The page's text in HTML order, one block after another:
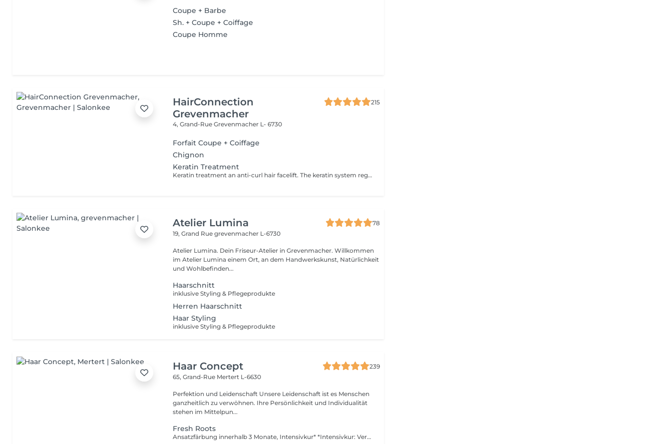
Coupe + Barbe
Sh. + Coupe + Coiffage
Coupe Homme
HairConnection
Grevenmacher
215
4, Grand-RueGrevenmacher L- 6730
Forfait Coupe + Coiffage
Chignon
Keratin Treatment
Keratin treatment an anti-curl hair facelift. The keratin system regenerates very damaged hair, they feel the energy and feeling of a new hair, shiny and strongly recovered.
Atelier Lumina
78
19, Grand Ruegrevenmacher L-6730
Atelier Lumina. Dein Friseur-Atelier in Grevenmacher. Willkommen
im Atelier Lumina einem Ort, an dem Handwerkskunst, Natürlichkeit
und Wohlbefinden...
Haarschnitt
inklusive Styling & Pflegeprodukte
Herren Haarschnitt
Haar Styling
inklusive Styling & Pflegeprodukte
Haar Concept
239
65, Grand-Rue Mertert L-6630
Perfektion und Leidenschaft Unsere Leidenschaft ist es Menschen
ganzheitlich zu verwöhnen. Ihre Persönlichkeit und Individualität
stehen im Mittelpun...
Fresh Roots
Ansatzfärbung innerhalb 3 Monate, Intensivkur* *Intensivkur: Versorgt das Haar mit hochkonzentrierten Pflegewirkstoffen, die tief in die Haarstruktur eindringen und Schäden gezielt reparieren